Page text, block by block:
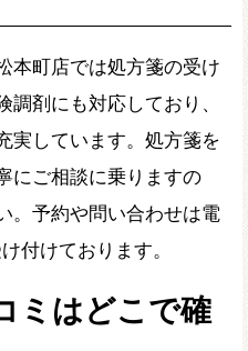
本町店では処方箋の受け
剤にも対応しており、
実しています。処方箋を
にご相談に乗りますの
。予約や問い合わせは電
付けております。
ミはどこで確